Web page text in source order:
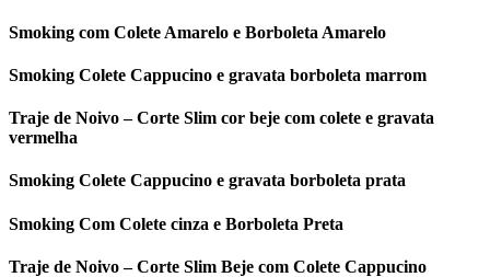
Smoking com Colete Amarelo e Borboleta Amarelo
Smoking Colete Cappucino e gravata borboleta marrom
Traje de Noivo – Corte Slim cor beje com colete e gravata
vermelha
Smoking Colete Cappucino e gravata borboleta prata
Smoking Com Colete cinza e Borboleta Preta
Traje de Noivo – Corte Slim Beje com Colete Cappucino